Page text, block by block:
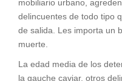
mobiliario urbano,
delincuentes de todo tipo
de salida. Les importa un
muerte.
La edad media de los
la gauche caviar, otros